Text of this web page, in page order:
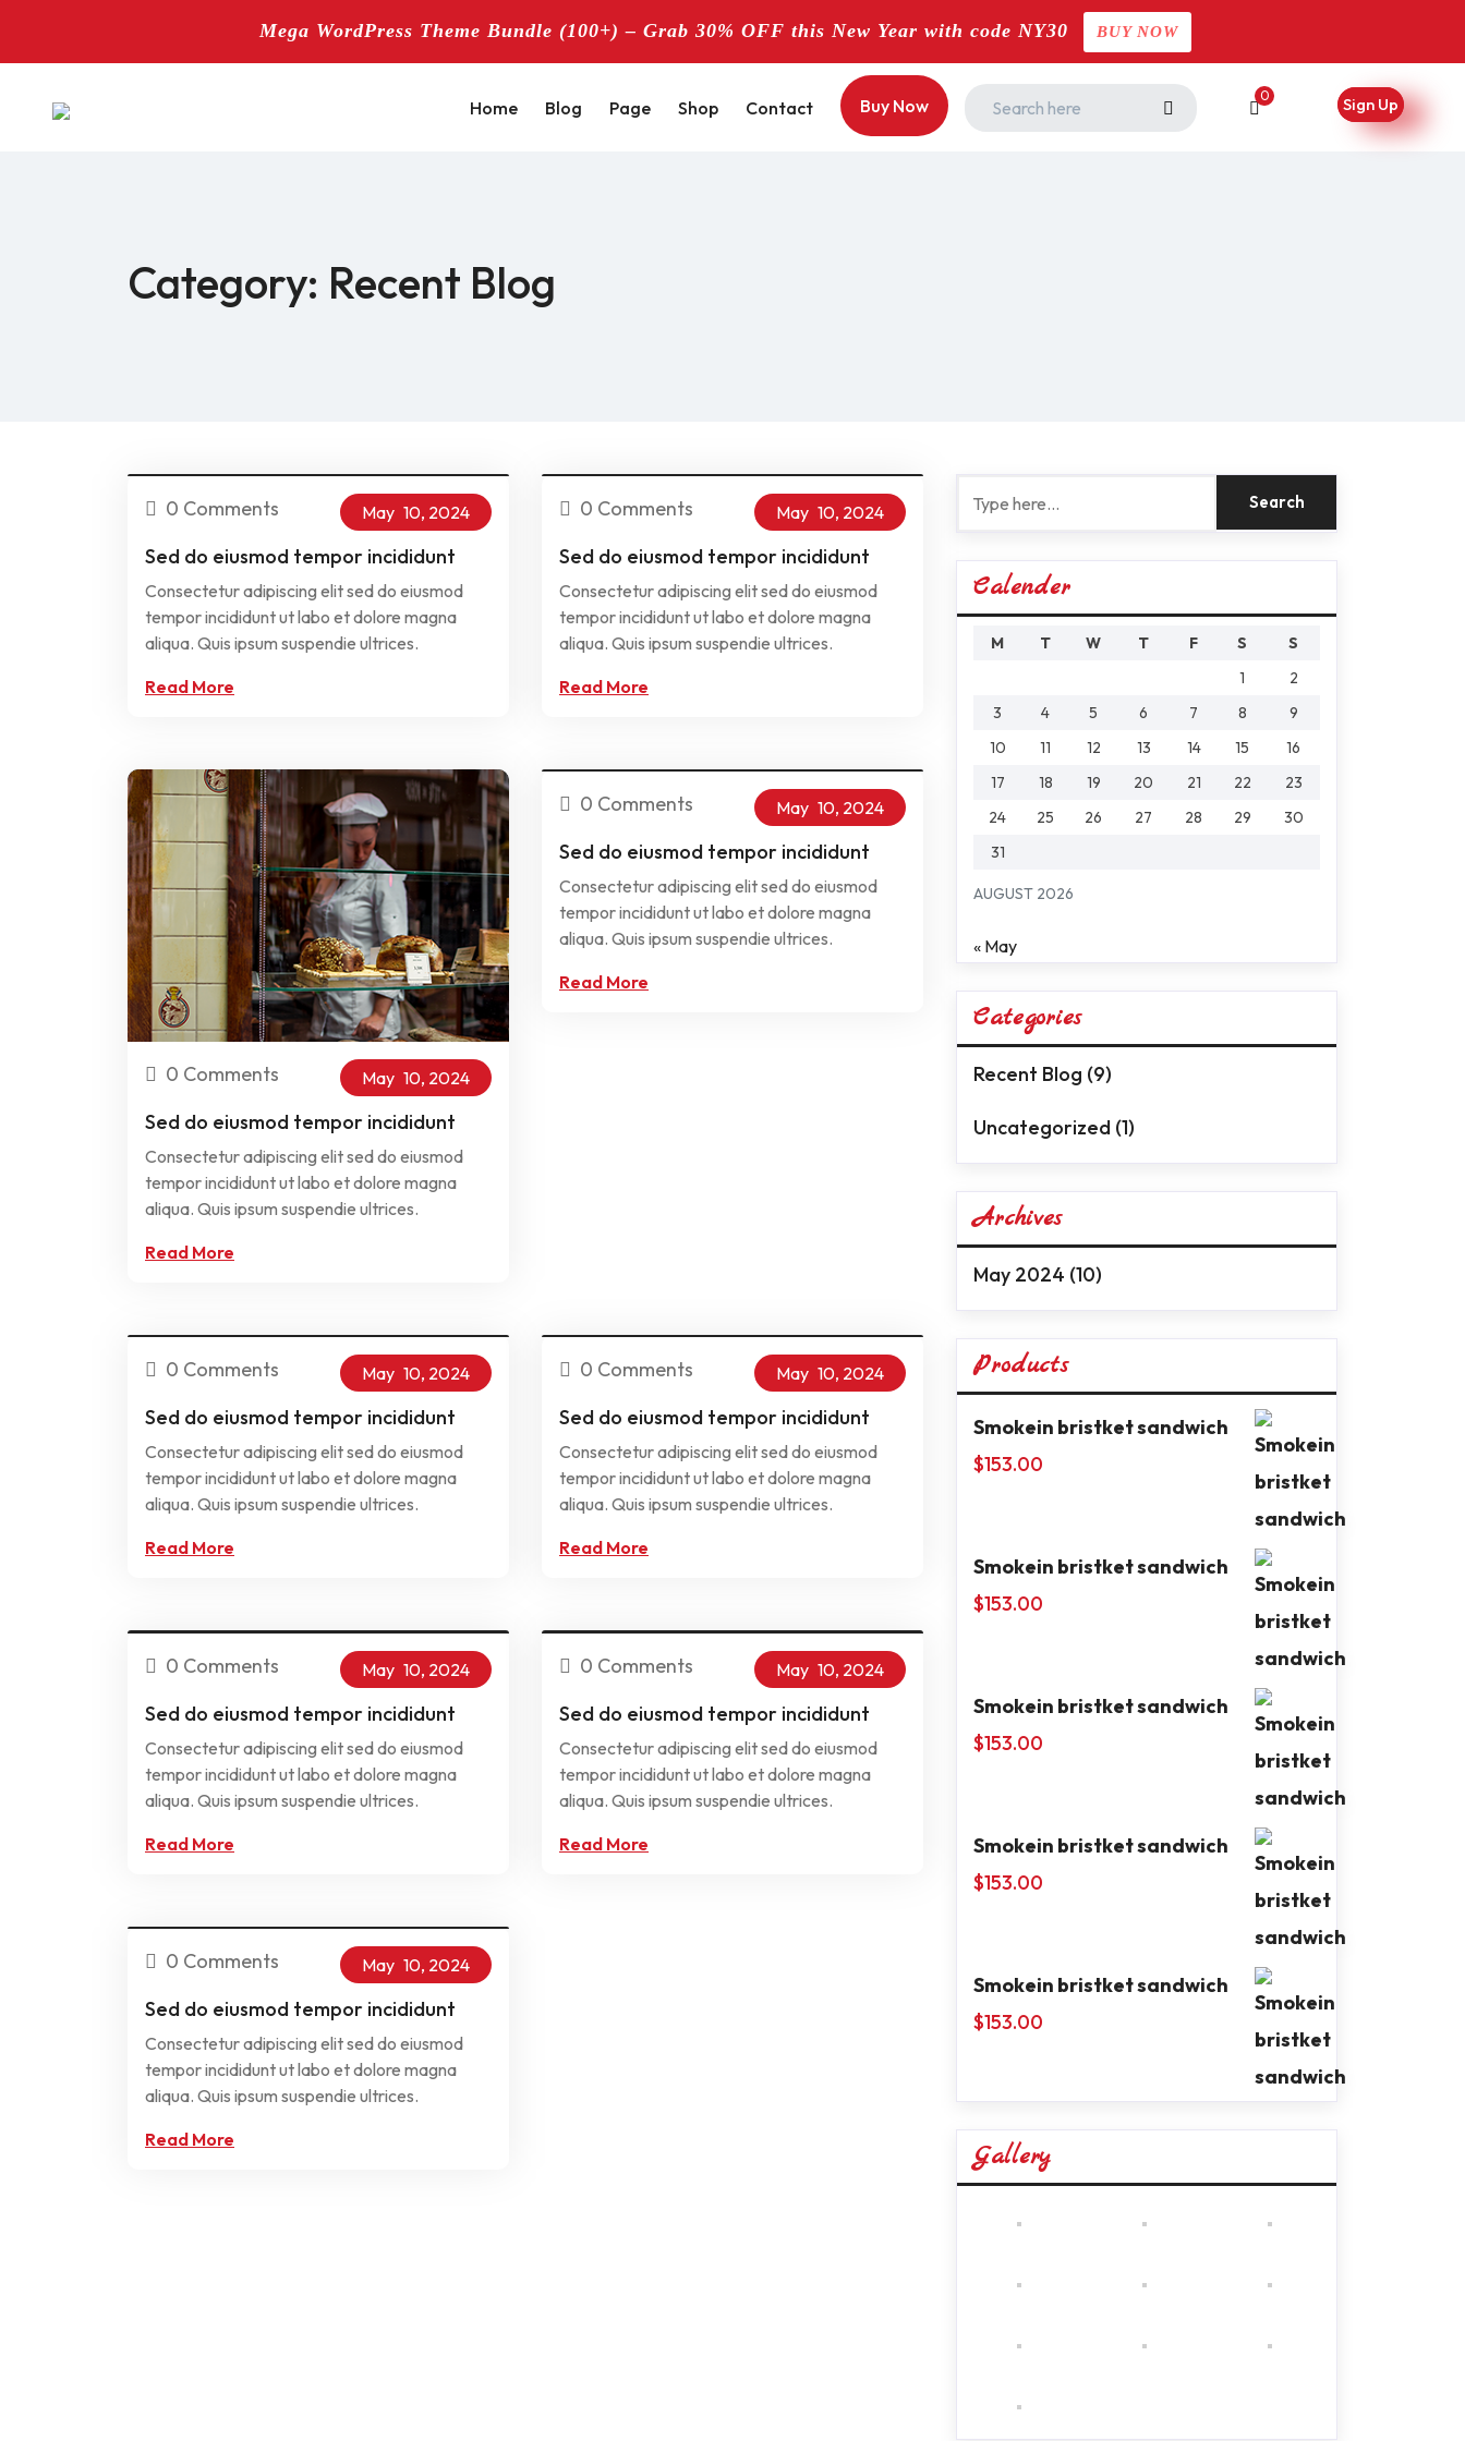
Mega WordPress Theme Bundle (100+) – Grab 30% OFF this New Year with code NY30 BUY NOW
Home Blog Page Shop Contact Buy Now 0 Sign Up
Category: Recent Blog
0 Comments May 10, 2024
Sed do eiusmod tempor incididunt
Consectetur adipiscing elit sed do eiusmod
tempor incididunt ut labo et dolore magna
aliqua. Quis ipsum suspendie ultrices.
Read More
0 Comments May 10, 2024
Sed do eiusmod tempor incididunt
Consectetur adipiscing elit sed do eiusmod
tempor incididunt ut labo et dolore magna
aliqua. Quis ipsum suspendie ultrices.
Read More
0 Comments May 10, 2024
Sed do eiusmod tempor incididunt
Consectetur adipiscing elit sed do eiusmod
tempor incididunt ut labo et dolore magna
aliqua. Quis ipsum suspendie ultrices.
Read More
0 Comments May 10, 2024
Sed do eiusmod tempor incididunt
Consectetur adipiscing elit sed do eiusmod
tempor incididunt ut labo et dolore magna
aliqua. Quis ipsum suspendie ultrices.
Read More
0 Comments May 10, 2024
Sed do eiusmod tempor incididunt
Consectetur adipiscing elit sed do eiusmod
tempor incididunt ut labo et dolore magna
aliqua. Quis ipsum suspendie ultrices.
Read More
0 Comments May 10, 2024
Sed do eiusmod tempor incididunt
Consectetur adipiscing elit sed do eiusmod
tempor incididunt ut labo et dolore magna
aliqua. Quis ipsum suspendie ultrices.
Read More
0 Comments May 10, 2024
Sed do eiusmod tempor incididunt
Consectetur adipiscing elit sed do eiusmod
tempor incididunt ut labo et dolore magna
aliqua. Quis ipsum suspendie ultrices.
Read More
0 Comments May 10, 2024
Sed do eiusmod tempor incididunt
Consectetur adipiscing elit sed do eiusmod
tempor incididunt ut labo et dolore magna
aliqua. Quis ipsum suspendie ultrices.
Read More
0 Comments May 10, 2024
Sed do eiusmod tempor incididunt
Consectetur adipiscing elit sed do eiusmod
tempor incididunt ut labo et dolore magna
aliqua. Quis ipsum suspendie ultrices.
Read More
Calender
AUGUST 2026
M T W T F S
S
1
2
3
4 5 6 7 8
9
10
11 12 13 14 15
16
17
18 19 20 21 22
23
24
25 26 27 28 29
30
31
« May
Categories
Recent Blog (9)
Uncategorized (1)
Archives
May 2024 (10)
Products
Smokein bristket sandwich
$153.00
Smokein bristket sandwich
$153.00
Smokein bristket sandwich
$153.00
Smokein bristket sandwich
$153.00
Smokein bristket sandwich
$153.00
Gallery